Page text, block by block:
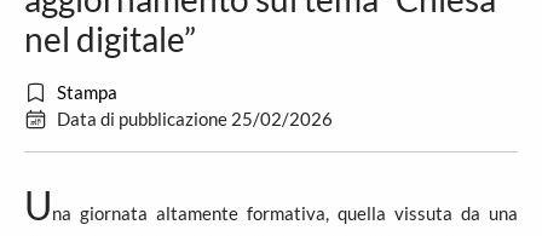
nel digitale”
Stampa
Data di pubblicazione 25/02/2026
Una giornata altamente formativa, quella vissuta da una